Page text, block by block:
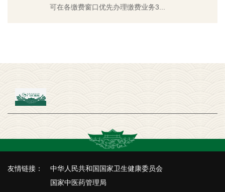
可在各缴费窗口优先办理缴费业务3...
友情链接：
中华人民共和国国家卫生健康委员会
国家中医药管理局